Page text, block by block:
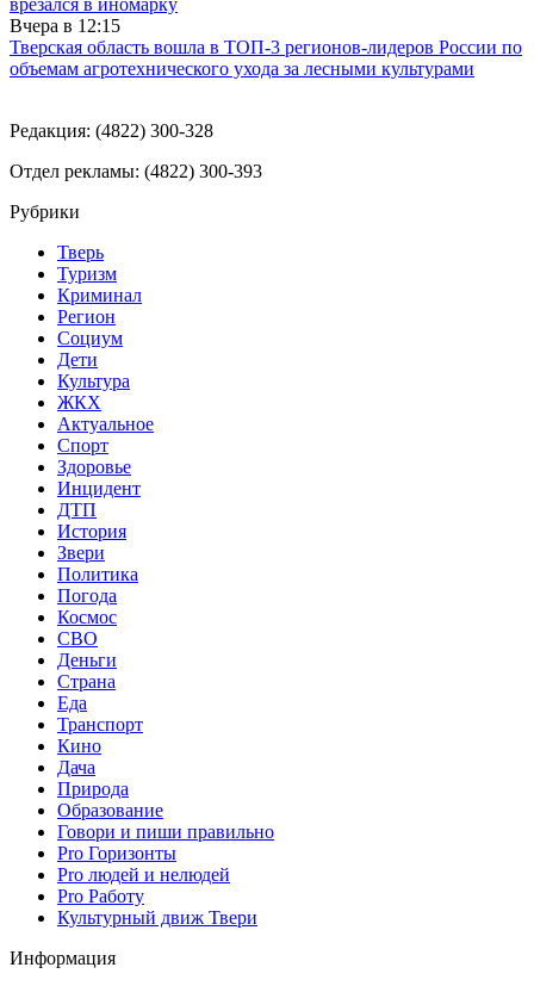
Вчера в 12:15
Тверская область вошла в ТОП-3 регионов-лидеров России по
объемам агротехнического ухода за лесными культурами
Редакция: (4822) 300-328
Отдел рекламы: (4822) 300-393
Рубрики
Тверь
Туризм
Криминал
Регион
Социум
Дети
Культура
ЖКХ
Актуальное
Спорт
Здоровье
Инцидент
ДТП
История
Звери
Политика
Погода
Космос
СВО
Деньги
Страна
Еда
Транспорт
Кино
Дача
Природа
Образование
Говори и пиши правильно
Pro Горизонты
Pro людей и нелюдей
Pro Работу
Культурный движ Твери
Информация